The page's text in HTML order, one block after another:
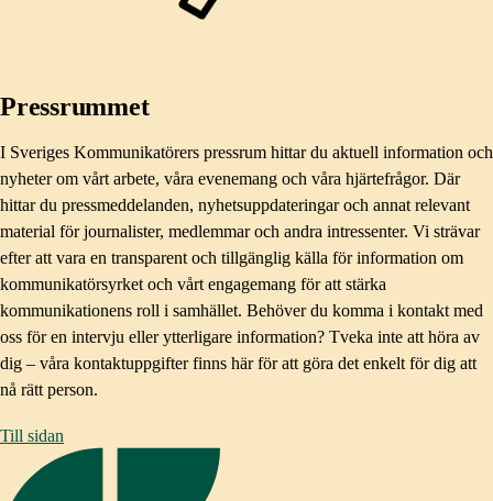
Pressrummet
I Sveriges Kommunikatörers pressrum hittar du aktuell information och
nyheter om vårt arbete, våra evenemang och våra hjärtefrågor. Där
hittar du pressmeddelanden, nyhetsuppdateringar och annat relevant
material för journalister, medlemmar och andra intressenter. Vi strävar
efter att vara en transparent och tillgänglig källa för information om
kommunikatörsyrket och vårt engagemang för att stärka
kommunikationens roll i samhället. Behöver du komma i kontakt med
oss för en intervju eller ytterligare information? Tveka inte att höra av
dig – våra kontaktuppgifter finns här för att göra det enkelt för dig att
nå rätt person.
Till sidan